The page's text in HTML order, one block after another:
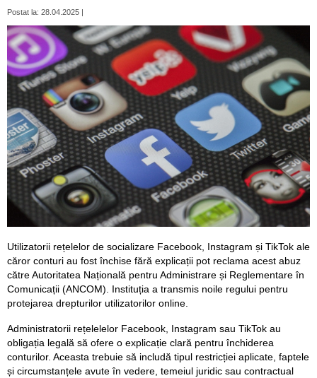
Postat la: 28.04.2025 |
Utilizatorii rețelelor de socializare Facebook, Instagram și TikTok ale
căror conturi au fost închise fără explicații pot reclama acest abuz
către Autoritatea Națională pentru Administrare și Reglementare în
Comunicații (ANCOM). Instituția a transmis noile regului pentru
protejarea drepturilor utilizatorilor online.
Administratorii rețelelelor Facebook, Instagram sau TikTok au
obligația legală să ofere o explicație clară pentru închiderea
conturilor. Aceasta trebuie să includă tipul restricției aplicate, faptele
și circumstanțele avute în vedere, temeiul juridic sau contractual